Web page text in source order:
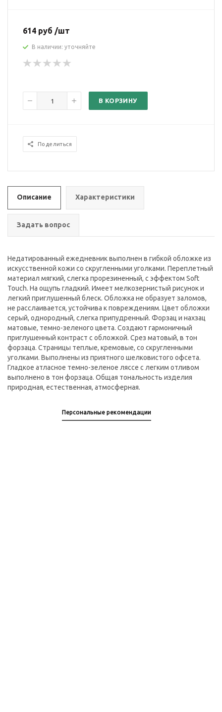
614 руб /шт
В наличии: уточняйте
В КОРЗИНУ
Поделиться
Описание Характеристики
Задать вопрос
Недатированный ежедневник выполнен в гибкой обложке из
искусственной кожи со скругленными уголками. Переплетный
материал мягкий, слегка прорезиненный, с эффектом Soft
Touch. На ощупь гладкий. Имеет мелкозернистый рисунок и
легкий приглушенный блеск. Обложка не образует заломов,
не расслаивается, устойчива к повреждениям. Цвет обложки
серый, однородный, слегка припудренный. Форзац и нахзац
матовые, темно-зеленого цвета. Создают гармоничный
приглушенный контраст с обложкой. Срез матовый, в тон
форзаца. Страницы теплые, кремовые, со скругленными
уголками. Выполнены из приятного шелковистого офсета.
Гладкое атласное темно-зеленое ляссе с легким отливом
выполнено в тон форзаца. Общая тональность изделия
природная, естественная, атмосферная.
Персональные рекомендации